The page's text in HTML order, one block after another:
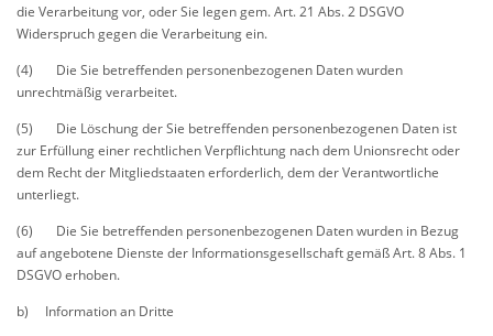
die Verarbeitung vor, oder Sie legen gem. Art. 21 Abs. 2 DSGVO
Widerspruch gegen die Verarbeitung ein.
(4) Die Sie betreffenden personenbezogenen Daten wurden
unrechtmäßig verarbeitet.
(5) Die Löschung der Sie betreffenden personenbezogenen Daten ist
zur Erfüllung einer rechtlichen Verpflichtung nach dem Unionsrecht oder
dem Recht der Mitgliedstaaten erforderlich, dem der Verantwortliche
unterliegt.
(6) Die Sie betreffenden personenbezogenen Daten wurden in Bezug
auf angebotene Dienste der Informationsgesellschaft gemäß Art. 8 Abs. 1
DSGVO erhoben.
b) Information an Dritte